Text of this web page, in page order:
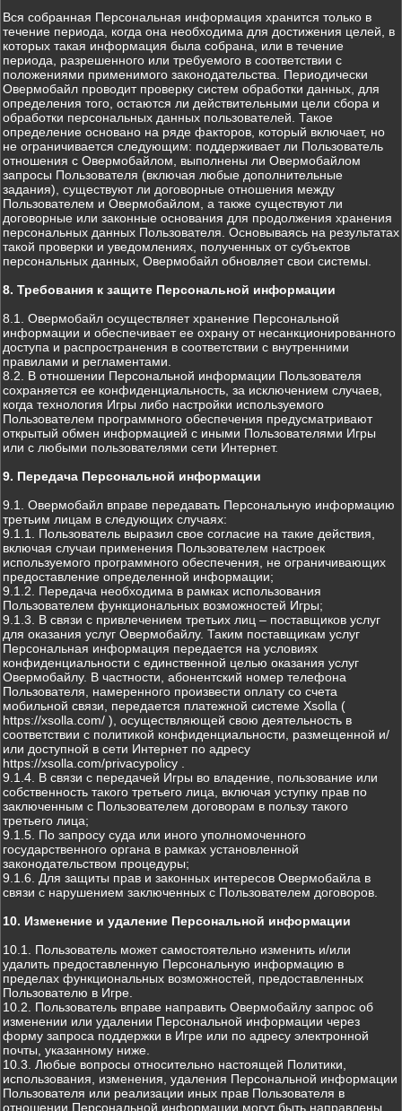
Вся собранная Персональная информация хранится только в
течение периода, когда она необходима для достижения целей, в
которых такая информация была собрана, или в течение
периода, разрешенного или требуемого в соответствии с
положениями применимого законодательства. Периодически
Овермобайл проводит проверку систем обработки данных, для
определения того, остаются ли действительными цели сбора и
обработки персональных данных пользователей. Такое
определение основано на ряде факторов, который включает, но
не ограничивается следующим: поддерживает ли Пользователь
отношения с Овермобайлом, выполнены ли Овермобайлом
запросы Пользователя (включая любые дополнительные
задания), существуют ли договорные отношения между
Пользователем и Овермобайлом, а также существуют ли
договорные или законные основания для продолжения хранения
персональных данных Пользователя. Основываясь на результатах
такой проверки и уведомлениях, полученных от субъектов
персональных данных, Овермобайл обновляет свои системы.
8. Требования к защите Персональной информации
8.1. Овермобайл осуществляет хранение Персональной
информации и обеспечивает ее охрану от несанкционированного
доступа и распространения в соответствии с внутренними
правилами и регламентами.
8.2. В отношении Персональной информации Пользователя
сохраняется ее конфиденциальность, за исключением случаев,
когда технология Игры либо настройки используемого
Пользователем программного обеспечения предусматривают
открытый обмен информацией с иными Пользователями Игры
или с любыми пользователями сети Интернет.
9. Передача Персональной информации
9.1. Овермобайл вправе передавать Персональную информацию
третьим лицам в следующих случаях:
9.1.1. Пользователь выразил свое согласие на такие действия,
включая случаи применения Пользователем настроек
используемого программного обеспечения, не ограничивающих
предоставление определенной информации;
9.1.2. Передача необходима в рамках использования
Пользователем функциональных возможностей Игры;
9.1.3. В связи с привлечением третьих лиц – поставщиков услуг
для оказания услуг Овермобайлу. Таким поставщикам услуг
Персональная информация передается на условиях
конфиденциальности с единственной целью оказания услуг
Овермобайлу. В частности, абонентский номер телефона
Пользователя, намеренного произвести оплату со счета
мобильной связи, передается платежной системе Xsolla (
https://xsolla.com/ ), осуществляющей свою деятельность в
соответствии с политикой конфиденциальности, размещенной и/
или доступной в сети Интернет по адресу
https://xsolla.com/privacypolicy .
9.1.4. В связи с передачей Игры во владение, пользование или
собственность такого третьего лица, включая уступку прав по
заключенным с Пользователем договорам в пользу такого
третьего лица;
9.1.5. По запросу суда или иного уполномоченного
государственного органа в рамках установленной
законодательством процедуры;
9.1.6. Для защиты прав и законных интересов Овермобайла в
связи с нарушением заключенных с Пользователем договоров.
10. Изменение и удаление Персональной информации
10.1. Пользователь может самостоятельно изменить и/или
удалить предоставленную Персональную информацию в
пределах функциональных возможностей, предоставленных
Пользователю в Игре.
10.2. Пользователь вправе направить Овермобайлу запрос об
изменении или удалении Персональной информации через
форму запроса поддержки в Игре или по адресу электронной
почты, указанному ниже.
10.3. Любые вопросы относительно настоящей Политики,
использования, изменения, удаления Персональной информации
Пользователя или реализации иных прав Пользователя в
отношении Персональной информации могут быть направлены